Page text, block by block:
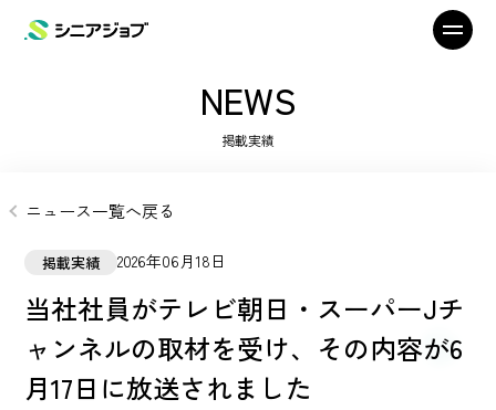
NEWS
掲載実績
ニュース一覧へ戻る
掲載実績 2026年06月18日
当社社員がテレビ朝日・スーパーJチ
ャンネルの取材を受け、その内容が6
月17日に放送されました